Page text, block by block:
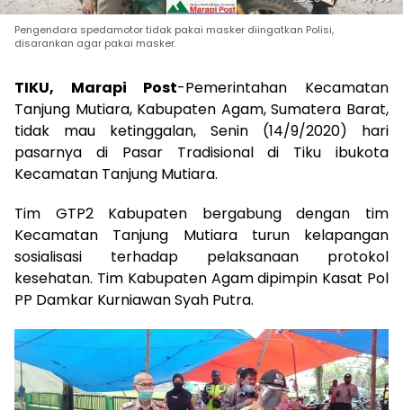
Pengendara spedamotor tidak pakai masker diingatkan Polisi,
disarankan agar pakai masker.
TIKU, Marapi Post-Pemerintahan Kecamatan
Tanjung Mutiara, Kabupaten Agam, Sumatera Barat,
tidak mau ketinggalan, Senin (14/9/2020) hari
pasarnya di Pasar Tradisional di Tiku ibukota
Kecamatan Tanjung Mutiara.
Tim GTP2 Kabupaten bergabung dengan tim
Kecamatan Tanjung Mutiara turun kelapangan
sosialisasi terhadap pelaksanaan protokol
kesehatan. Tim Kabupaten Agam dipimpin Kasat Pol
PP Damkar Kurniawan Syah Putra.